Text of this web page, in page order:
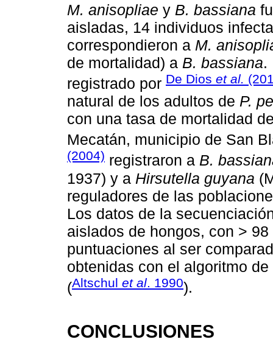
M. anisopliae y B. bassiana
aisladas, 14 individuos
correspondieron a M.
de mortalidad) a B. bassiana.
registrado por De Dios et al.
natural de los adultos de P.
con una tasa de mortalidad
Mecatán, municipio de San
(2004) registraron a B.
1937) y a Hirsutella guyana
reguladores de las
Los datos de la
aislados de hongos, con >
puntuaciones al ser
obtenidas con el algoritmo
(Altschul et al . 1990).
CONCLUSIONES